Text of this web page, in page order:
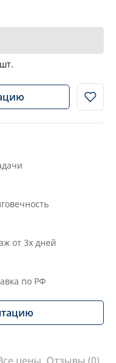
шт.
от 3х дней
по РФ